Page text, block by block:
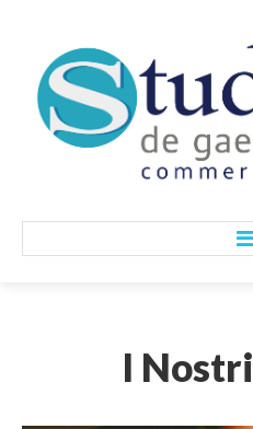
Lo Studio
I Nostri